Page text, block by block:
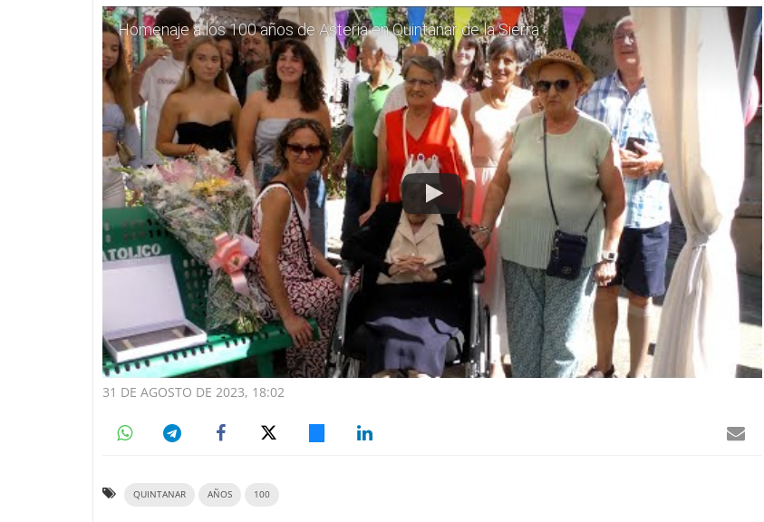
Homenaje a los 100 años de Asteria en Quintanar de la Sierra
31 DE AGOSTO DE 2023, 18:02
QUINTANAR AÑOS 100